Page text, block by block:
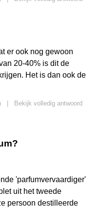
er ook nog gewoon
20-40% is dit de
Het is dan ook de
Bekijk volledig antwoord
'parfumvervaardiger'
uit het tweede
persoon destilleerde